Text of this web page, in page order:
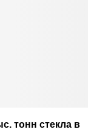
тонн стекла в